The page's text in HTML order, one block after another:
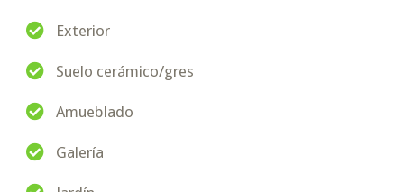
Exterior
Suelo cerámico/gres
Amueblado
Galería